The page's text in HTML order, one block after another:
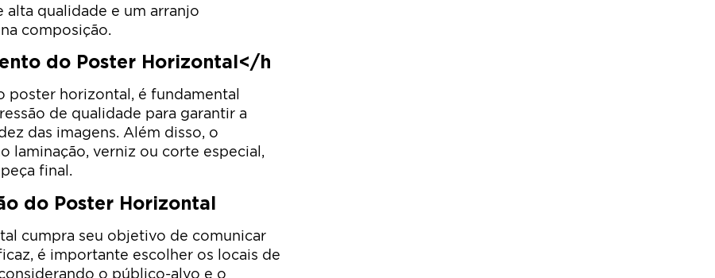
alta qualidade e um arranjo
composição.
do Poster Horizontal</h
poster horizontal, é fundamental
de qualidade para garantir a
das imagens. Além disso, o
laminação, verniz ou corte especial,
final.
do Poster Horizontal
cumpra seu objetivo de comunicar
é importante escolher os locais de
o público-alvo e o